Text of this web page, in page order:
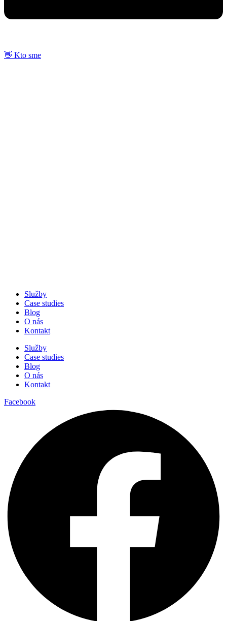
👋 Kto sme
Služby
Case studies
Blog
O nás
Kontakt
Služby
Case studies
Blog
O nás
Kontakt
Facebook